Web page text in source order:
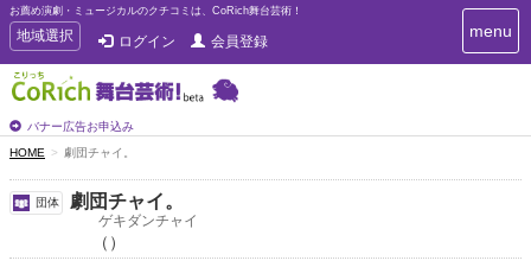
お薦め演劇・ミュージカルのクチコミは、CoRich舞台芸術！
T
o
g
g
e
n
a
v
i
a
地域選択 ログイン 会員登録
バナー広告お申込み
T
o
menu
HOME 劇団チャイ。
団体 劇団チャイ。
ゲキダンチャイ
（）